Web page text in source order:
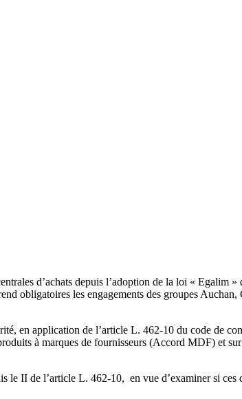
d’achats depuis l’adoption de la loi « Egalim
obligatoires les engagements des groupes
en application de l’article L. 462-10 du code de
à marques de fournisseurs (Accord MDF) et
le II de l’article L. 462-10, en vue d’examiner si